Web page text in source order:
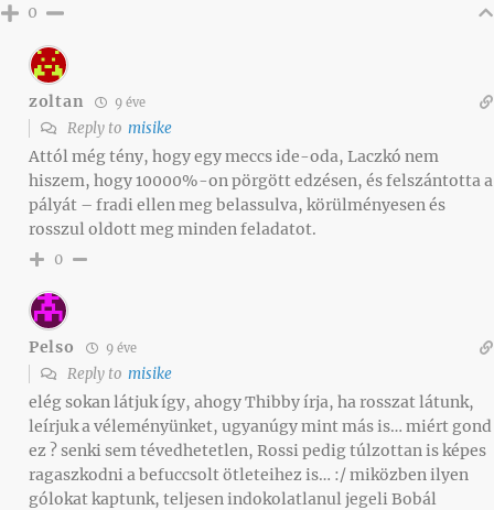
0
zoltan 9 éve
Reply to misike
Attól még tény, hogy egy meccs ide-oda, Laczkó nem
hiszem, hogy 10000%-on pörgött edzésen, és felszántotta a
pályát – fradi ellen meg belassulva, körülményesen és
rosszul oldott meg minden feladatot.
0
Pelso 9 éve
Reply to misike
elég sokan látjuk így, ahogy Thibby írja, ha rosszat látunk,
leírjuk a véleményünket, ugyanúgy mint más is… miért gond
ez ? senki sem tévedhetetlen, Rossi pedig túlzottan is képes
ragaszkodni a befuccsolt ötleteihez is… :/ miközben ilyen
gólokat kaptunk, teljesen indokolatlanul jegeli Bobál